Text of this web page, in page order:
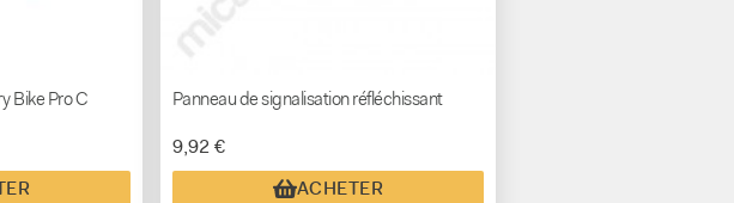
Bike Pro C
Panneau de signalisation réfléchissant
9,92 €
ACHETER